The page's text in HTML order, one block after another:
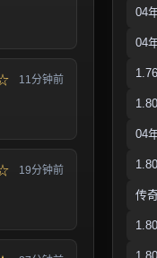
11分钟前
19分钟前
04
04
04
传